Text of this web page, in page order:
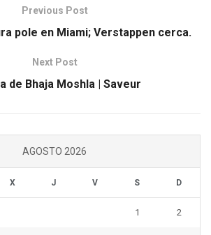
Previous Post
pole en Miami; Verstappen cerca.
Next Post
de Bhaja Moshla | Saveur
AGOSTO 2026
X J V S D
1 2